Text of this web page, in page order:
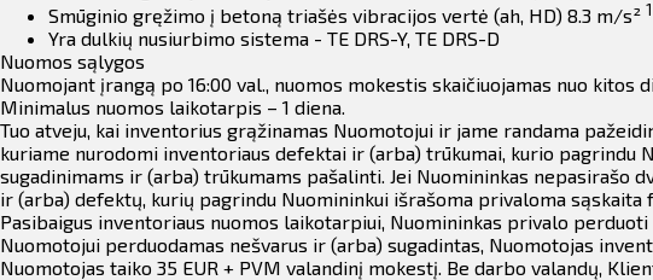
Smūginio gręžimo į betoną triašės vibracijos vertė (ah, HD) 8.3 m/s² 1
Yra dulkių nusiurbimo sistema - TE DRS-Y, TE DRS-D
Nuomos sąlygos
Nuomojant įrangą po 16:00 val., nuomos mokestis skaičiuojamas nuo kitos
Minimalus nuomos laikotarpis – 1 diena.
Tuo atveju, kai inventorius grąžinamas Nuomotojui ir jame randama
kuriame nurodomi inventoriaus defektai ir (arba) trūkumai, kurio
sugadinimams ir (arba) trūkumams pašalinti. Jei Nuomininkas
ir (arba) defektų, kurių pagrindu Nuomininkui išrašoma privaloma
Pasibaigus inventoriaus nuomos laikotarpiui, Nuomininkas privalo
Nuomotojui perduodamas nešvarus ir (arba) sugadintas, Nuomotojas
Nuomotojas taiko 35 EUR + PVM valandinį mokestį. Be darbo valandų,